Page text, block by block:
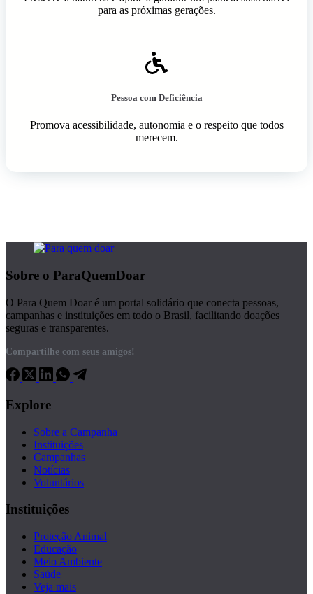
para as próximas gerações.
Pessoa com Deficiência
Promova acessibilidade, autonomia e o respeito que todos
merecem.
Sobre o ParaQuemDoar
O Para Quem Doar é um portal solidário que conecta pessoas,
campanhas e instituições em todo o Brasil, facilitando doações
seguras e transparentes.
Compartilhe com seus amigos!
Explore
Sobre a Campanha
Instituições
Campanhas
Notícias
Voluntários
Instituições
Proteção Animal
Educação
Meio Ambiente
Saúde
Veja mais